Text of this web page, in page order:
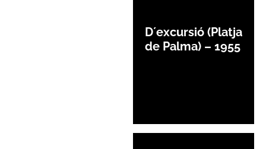
D´excursió (Platja
de Palma) – 1955